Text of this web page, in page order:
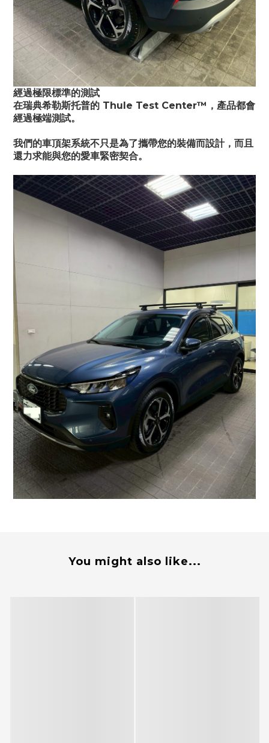
經過極限標準的測試
在瑞典希勒斯托普的 Thule Test Center™，產品都會
經過極端測試。
我們的車頂架系統不只是為了攜帶您的裝備而設計，而且
還力求能與您的愛車緊密契合。
You might also like...